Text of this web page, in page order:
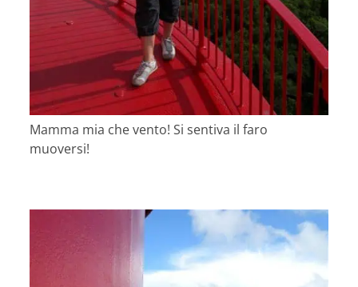
Mamma mia che vento! Si sentiva il faro
muoversi!